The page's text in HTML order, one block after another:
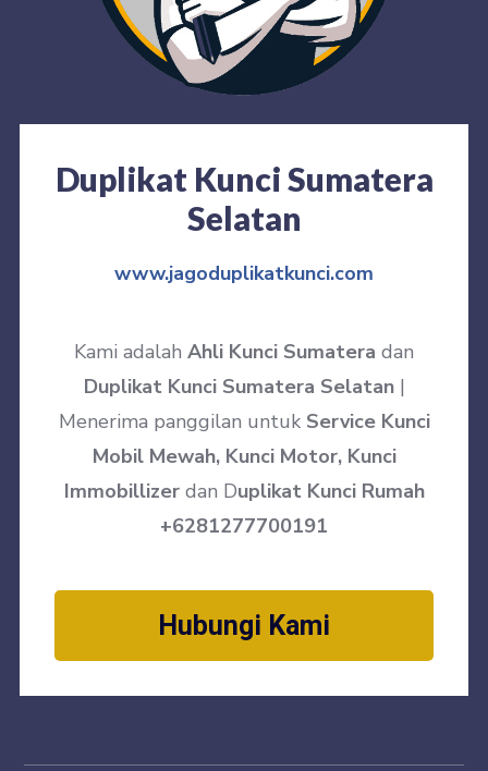
Duplikat Kunci Sumatera
Selatan
www.jagoduplikatkunci.com
Kami adalah Ahli Kunci Sumatera dan
Duplikat Kunci Sumatera Selatan|
Menerima panggilan untuk Service Kunci
Mobil Mewah, Kunci Motor, Kunci
Immobillizerdan Duplikat Kunci Rumah
+6281277700191
Hubungi Kami